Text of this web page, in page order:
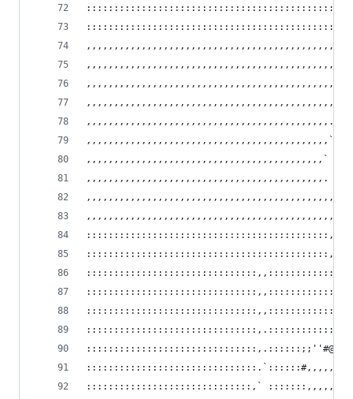
,,,,,,,,,,,,,,,,,,,,,,,,,,,,,,,,,,,,,,,,,,,,`
,,,,,,,,,,,,,,,,,,,,,,,,,,,,,,,,,,,,,,,,,,,`
,,,,,,,,,,,,,,,,,,,,,,,,,,,,,,,,,,,,,,,,,,,.
::::::::::::::::::::::::::::::,`